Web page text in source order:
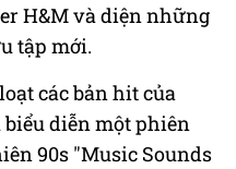
H&M và diện những
tập mới.
các bản hit của
diễn một phiên
90s "Music Sounds